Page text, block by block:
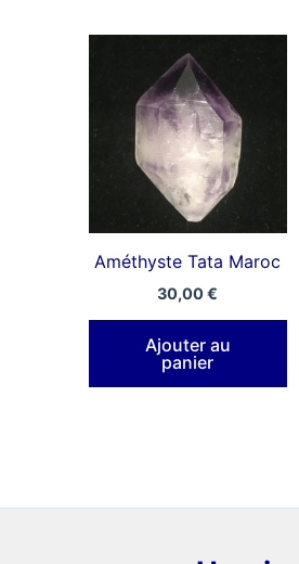
Améthyste Tata Maroc
30,00€
Ajouter au
panier